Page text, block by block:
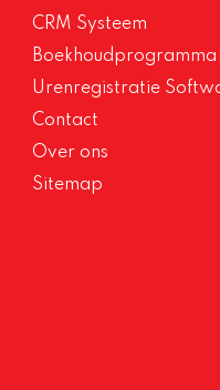
CRM Systeem
Boekhoudprogramma
Urenregistratie
Contact
Over ons
Sitemap